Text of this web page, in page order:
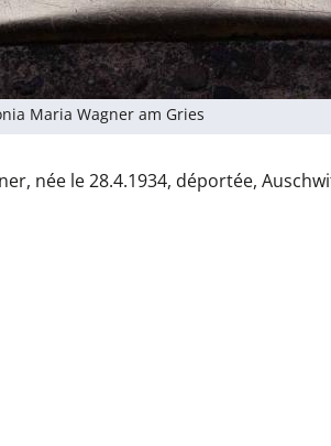
Maria Wagner am Gries
née le 28.4.1934, déportée,